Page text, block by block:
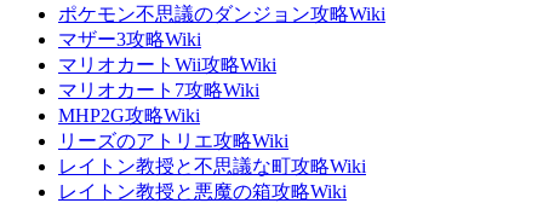
ポケモン不思議のダンジョン攻略Wiki
マザー3攻略Wiki
マリオカートWii攻略Wiki
マリオカート7攻略Wiki
MHP2G攻略Wiki
リーズのアトリエ攻略Wiki
レイトン教授と不思議な町攻略Wiki
レイトン教授と悪魔の箱攻略Wiki